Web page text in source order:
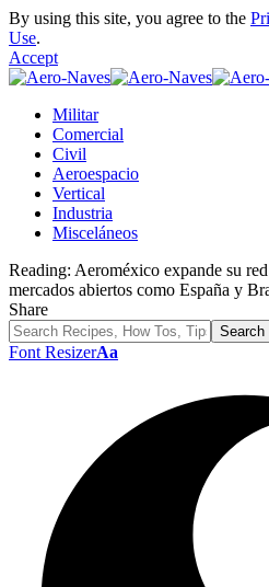
By using this site, you agree to the
Use.
Accept
Militar
Comercial
Civil
Aeroespacio
Vertical
Industria
Misceláneos
Reading: Aeroméxico expande su
mercados abiertos como España y
Share
Font ResizerAa